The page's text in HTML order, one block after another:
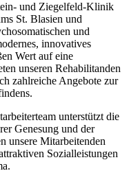
und Ziegelfeld-Klinik
St. Blasien und
und
innovatives
Wert auf eine
unseren Rehabilitanden
zahlreiche Angebote zur
unterstützt die
Genesung und der
unsere Mitarbeitenden
Sozialleistungen